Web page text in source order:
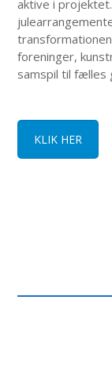
aktive i
foreninger,
samspil til
KLIK HER